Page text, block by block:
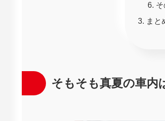
まと
そもそも真夏の車内